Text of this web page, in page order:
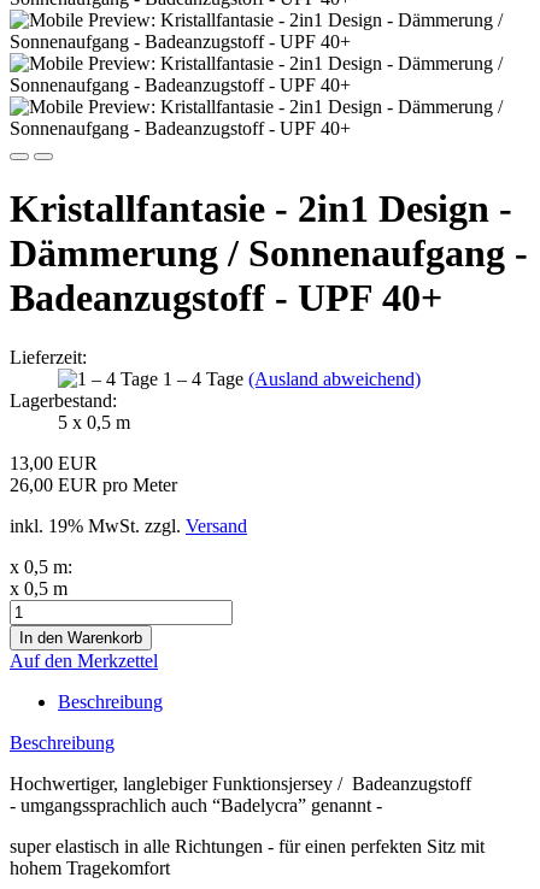
Kristallfantasie - 2in1 Design -
Dämmerung / Sonnenaufgang -
Badeanzugstoff - UPF 40+
Lieferzeit:
1 – 4 Tage (Ausland abweichend)
Lagerbestand:
5 x 0,5 m
13,00 EUR
26,00 EUR pro Meter
inkl. 19% MwSt. zzgl. Versand
x 0,5 m:
x 0,5 m
Auf den Merkzettel
Beschreibung
Beschreibung
Hochwertiger, langlebiger Funktionsjersey / Badeanzugstoff
- umgangssprachlich auch “Badelycra” genannt -
super elastisch in alle Richtungen - für einen perfekten Sitz mit
hohem Tragekomfort